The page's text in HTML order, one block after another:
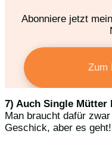
Abonniere jetzt
Zum
7) Auch Single Mütter
Man braucht dafür
Geschick, aber es geht!